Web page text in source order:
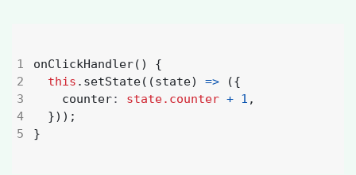
4
onClickHandler() {
this . setState((state) =>
({
counter: state.counter + 1 ,
}));
}